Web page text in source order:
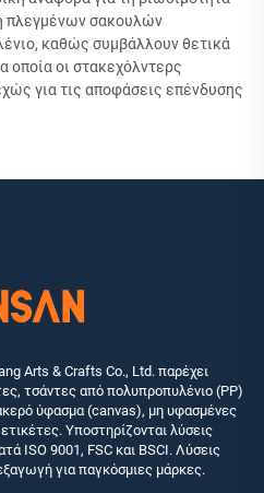
πλεγμένων σακουλών
καθώς συμβάλλουν θετικά
οποία οι στακεχόλντερς
για τις αποφάσεις επένδυσης
Arts & Crafts Co., Ltd. παρέχει
τσάντες από πολυπροπυλένιο (PP)
ύφασμα (canvas), μη υφασμένες
Υποστηρίζονται λύσεις
ISO 9001, FSC και BSCI. Λύσεις
για παγκόσμιες μάρκες.